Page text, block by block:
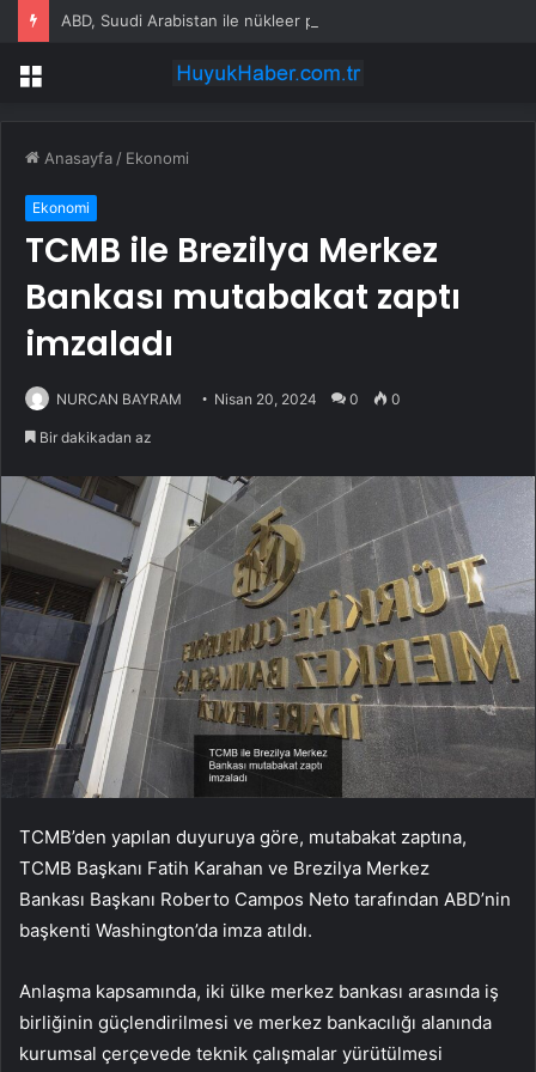
Menü
Anasayfa / Ekonomi
Ekonomi
TCMB ile Brezilya Merkez
Bankası mutabakat zaptı
imzaladı
NURCAN BAYRAM Nisan 20, 2024 0 0
Bir dakikadan az
TCMB’den yapılan duyuruya göre, mutabakat zaptına,
TCMB Başkanı Fatih Karahan ve Brezilya Merkez
Bankası Başkanı Roberto Campos Neto tarafından ABD’nin
başkenti Washington’da imza atıldı.
Anlaşma kapsamında, iki ülke merkez bankası arasında iş
birliğinin güçlendirilmesi ve merkez bankacılığı alanında
kurumsal çerçevede teknik çalışmalar yürütülmesi